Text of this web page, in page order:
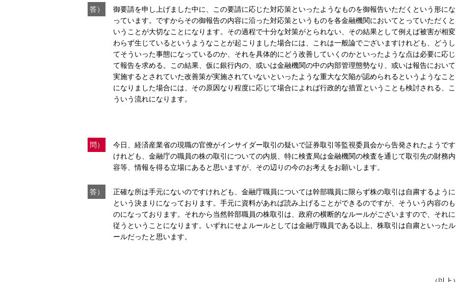
答）
御要請を申し上げました中に、この要請に応じた対応策といったようなものを御報告いただくという形にな
っています。ですからその御報告の内容に沿った対応策というものを各金融機関においてとっていただくと
いうことが大切なことになります。その過程で十分な対策がとられない、その結果として例えば被害が相変
わらず生じているというようなことが起こりました場合には、これは一般論でございますけれども、どうし
てそういった事態になっているのか、それを具体的にどう改善していくのかといったような点は必要に応じ
て報告を求める。この結果、仮に銀行内の、或いは金融機関の中の内部管理態勢なり、或いは報告において
実施するとされていた改善策が実施されていないといったような重大な欠陥が認められるというようなこと
になりました場合には、その原因なり程度に応じて場合によれば行政的な措置ということも検討される、こ
ういう流れになります。
問）
今日、経済産業省の現職の官僚がインサイダー取引の疑いで証券取引等監視委員会から告発されたようです
けれども、金融庁の職員の株の取引についての内規、特に検査局は金融機関の検査を通じて取引先の財務内
容等、情報を得る立場にあると思いますが、その辺りの今のお考えをお願いします。
答）
正確な所は手元にないのですけれども、金融庁職員については幹部職員に限らず株の取引は自粛するように
という決まりになっております。手元に資料があれば読み上げることができるのですが、そういう内容のも
のになっております。それから当然幹部職員の株取引は、政府の横断的なルールがございますので、それに
従うということになります。いずれにせよルールとしては金融庁職員である以上、株取引は自粛といったル
ールだったと思います。